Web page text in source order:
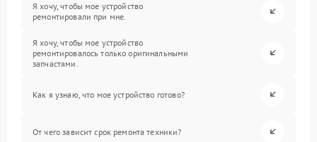
Я хочу, чтобы мое устройство
ремонтировали при мне.
Я хочу, чтобы мое устройство
ремонтировалось только оригинальными
запчастями.
Как я узнаю, что мое устройство готово?
От чего зависит срок ремонта техники?